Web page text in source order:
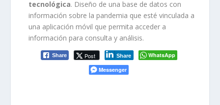
tecnológica. Diseño de una base de datos con
información sobre la pandemia que esté vinculada a
una aplicación móvil que permita acceder a
información para consulta y análisis.
Share Post Share
WhatsApp
Messenger